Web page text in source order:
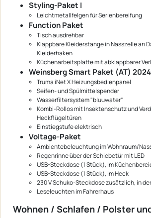
Styling-Paket I
Leichtmetallfelgen für Serienbereifung
Function Paket
Tisch ausdrehbar
Klappbare Kleiderstange in Nasszelle an
Kleiderhaken
Küchenarbeitsplatte mit abklappbarer
Weinsberg Smart Paket (AT) 2024
Truma iNet X Heizungsbedienpanel
Seifen- und Spülmittelspender
Wasserfiltersystem "bluuwater"
Kombi-Rollos mit Insektenschutz und
Heckflügeltüren
Einstiegstufe elektrisch
Voltage-Paket
Ambientebeleuchtung im Wohnraum/
Regenrinne über der Schiebetür mit LED
USB-Steckdose (1 Stück), im
USB-Steckdose (1 Stück), im Heck
230 V Schuko-Steckdose zusätzlich, in
Leseleuchten im Fahrerhaus
Wohnen / Schlafen / Polster